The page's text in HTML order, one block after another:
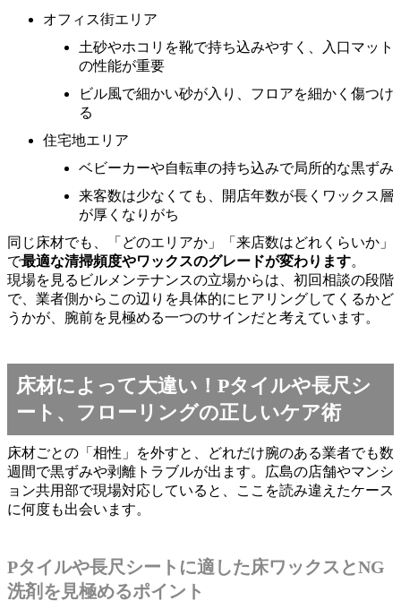
オフィス街エリア
土砂やホコリを靴で持ち込みやすく、入口マット
の性能が重要
ビル風で細かい砂が入り、フロアを細かく傷つけ
る
住宅地エリア
ベビーカーや自転車の持ち込みで局所的な黒ずみ
来客数は少なくても、開店年数が長くワックス層
が厚くなりがち
同じ床材でも、「どのエリアか」「来店数はどれくらいか」
で最適な清掃頻度やワックスのグレードが変わります。
現場を見るビルメンテナンスの立場からは、初回相談の段階
で、業者側からこの辺りを具体的にヒアリングしてくるかど
うかが、腕前を見極める一つのサインだと考えています。
床材によって大違い！Pタイルや長尺シ
ート、フローリングの正しいケア術
床材ごとの「相性」を外すと、どれだけ腕のある業者でも数
週間で黒ずみや剥離トラブルが出ます。広島の店舗やマンシ
ョン共用部で現場対応していると、ここを読み違えたケース
に何度も出会います。
Pタイルや長尺シートに適した床ワックスとNG
洗剤を見極めるポイント